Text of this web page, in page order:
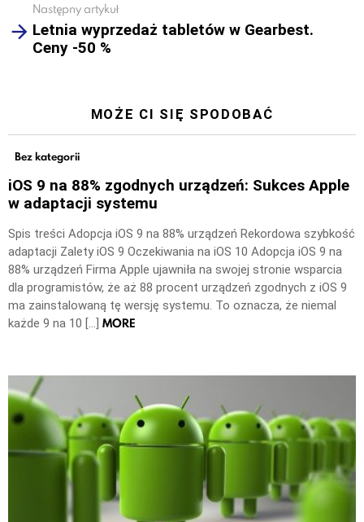
Następny artykuł
Letnia wyprzedaż tabletów w Gearbest.
Ceny -50 %
MOŻE CI SIĘ SPODOBAĆ
Bez kategorii
iOS 9 na 88% zgodnych urządzeń: Sukces Apple
w adaptacji systemu
Spis treści Adopcja iOS 9 na 88% urządzeń Rekordowa szybkość
adaptacji Zalety iOS 9 Oczekiwania na iOS 10 Adopcja iOS 9 na
88% urządzeń Firma Apple ujawniła na swojej stronie wsparcia
dla programistów, że aż 88 procent urządzeń zgodnych z iOS 9
ma zainstalowaną tę wersję systemu. To oznacza, że niemal
każde 9 na 10 […] MORE